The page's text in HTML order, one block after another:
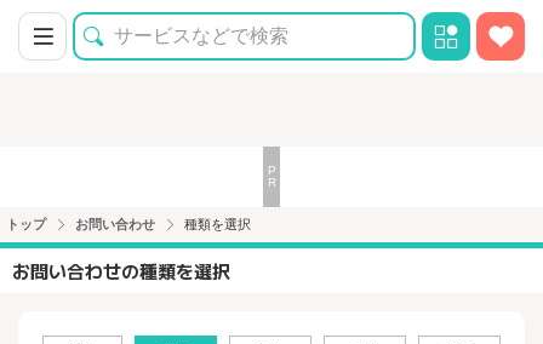
トップ お問い合わせ 種類を選択
お問い合わせの種類を選択